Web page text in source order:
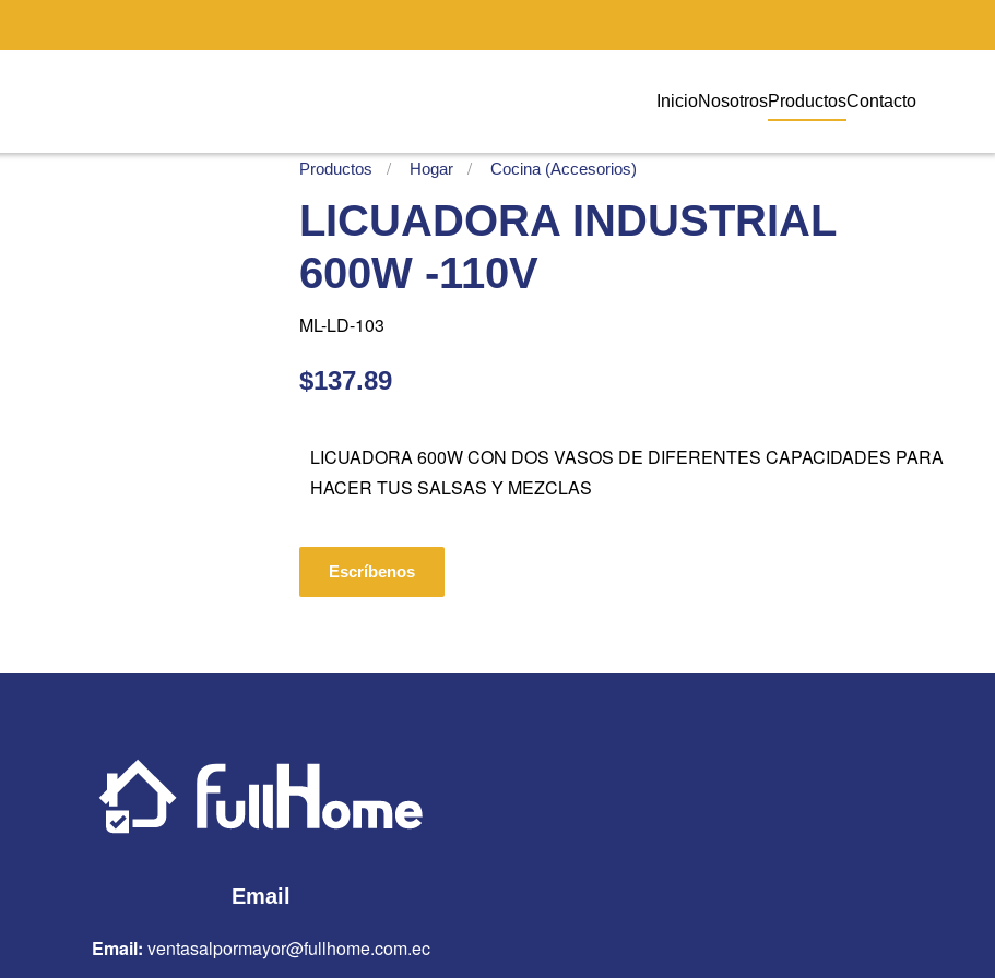
InicioNosotrosProductosContacto
Productos Hogar Cocina (Accesorios)
LICUADORA INDUSTRIAL
600W -110V
ML-LD-103
$137.89
LICUADORA 600W CON DOS VASOS DE DIFERENTES CAPACIDADES PARA
HACER TUS SALSAS Y MEZCLAS
Escríbenos
Email
Email: ventasalpormayor@fullhome.com.ec